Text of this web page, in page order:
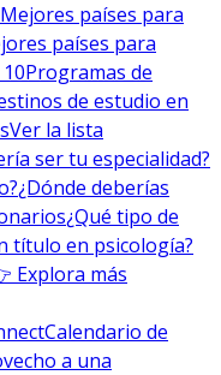
Mejores países para
países para
Programas de
de estudio en
Ver la lista
ser tu especialidad?
¿Dónde deberías
¿Qué tipo de
título en psicología?
Explora más
Calendario de
a una